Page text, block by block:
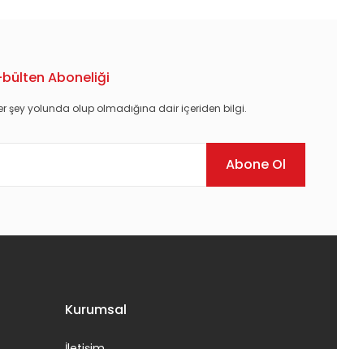
bülten Aboneliği
şey yolunda olup olmadığına dair içeriden bilgi.
Abone Ol
Kurumsal